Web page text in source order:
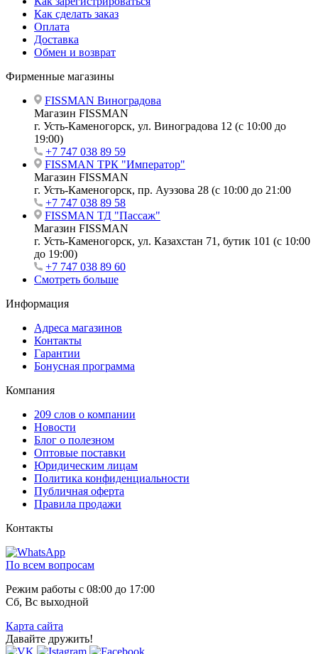
Как сделать заказ
Оплата
Доставка
Обмен и возврат
Фирменные магазины
FISSMAN Виноградова
Магазин FISSMAN
г. Усть-Каменогорск, ул. Виноградова 12 (с 10:00 до
19:00)
+7 747 038 89 59
FISSMAN ТРК "Император"
Магазин FISSMAN
г. Усть-Каменогорск, пр. Ауэзова 28 (с 10:00 до 21:00
+7 747 038 89 58
FISSMAN ТД "Пассаж"
Магазин FISSMAN
г. Усть-Каменогорск, ул. Казахстан 71, бутик 101 (с 10:00
до 19:00)
+7 747 038 89 60
Смотреть больше
Информация
Адреса магазинов
Контакты
Гарантии
Бонусная программа
Компания
209 слов о компании
Новости
Блог о полезном
Оптовые поставки
Юридическим лицам
Политика конфиденциальности
Публичная оферта
Правила продажи
Контакты
По всем вопросам
Режим работы с 08:00 до 17:00
Сб, Вс выходной
Карта сайта
Давайте дружить!